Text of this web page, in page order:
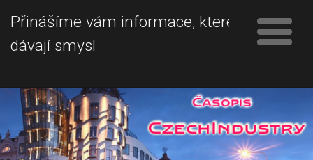
Přinášíme vám informace, které
dávají smysl